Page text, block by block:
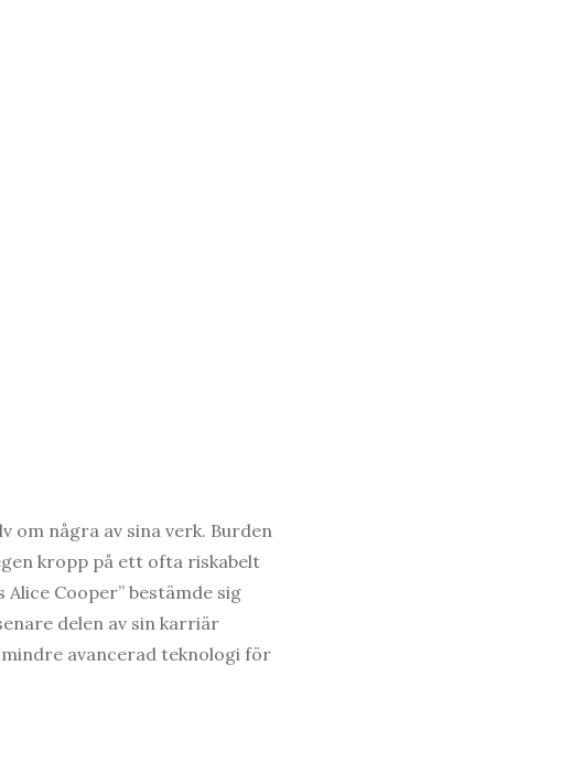
om några av sina verk. Burden
kropp på ett ofta riskabelt
Cooper” bestämde sig
delen av sin karriär
avancerad teknologi för